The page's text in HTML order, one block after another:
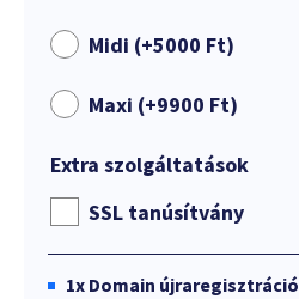
Midi (+5000 Ft)
Maxi (+9900 Ft)
Extra szolgáltatások
SSL tanúsítvány
1x Domain újraregisztráció